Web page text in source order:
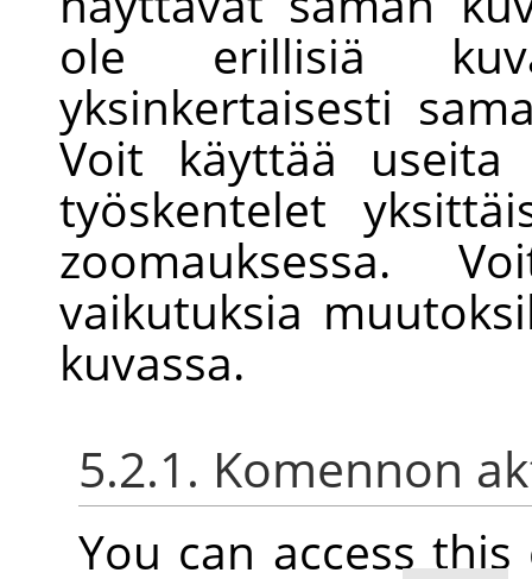
ole erillisiä
yksinkertaisesti
Voit käyttää useita
työskentelet
zoomauksessa.
vaikutuksia
kuvassa.
5.2.1. Komennon
You can access